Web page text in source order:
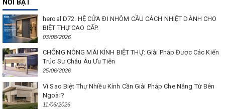
NỔI BẬT
heroal D72. HỆ CỬA ĐI NHÔM CẦU CÁCH NHIỆT DÀNH CHO
BIỆT THỰ CAO CẤP.
03/08/2026
CHỐNG NÓNG MÁI KÍNH BIỆT THỰ: Giải Pháp Được Các Kiến
Trúc Sư Châu Âu Ưu Tiên
25/06/2026
Vì Sao Biệt Thự Nhiều Kính Cần Giải Pháp Che Nắng Từ Bên
Ngoài?
11/06/2026